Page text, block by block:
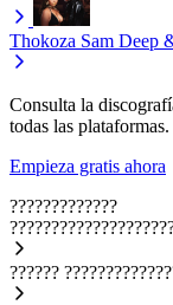
Thokoza Sam Deep
Consulta la
todas las plataformas.
Empieza gratis ahora
?????????????
??????